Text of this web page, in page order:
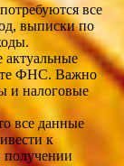
все
выписки по
актуальные
ФНС. Важно
и налоговые
все данные
к
получении